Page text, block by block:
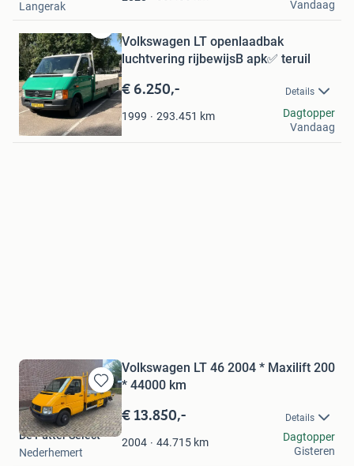
Langerak
Vandaag
Bewaren
in
Mijn
Favorieten
Volkswagen LT openlaadbak
luchtvering rijbewijsB apk✅ teruil
€ 6.250,- Details
1999 293.451 km
riems
Nuenen
Dagtopper
Vandaag
Bewaren
in
Mijn
Favorieten
Volkswagen LT 46 2004 * Maxilift 200
* 44000 km
€ 13.850,- Details
2004 44.715 km
De Putter Select
Nederhemert
Dagtopper
Gisteren